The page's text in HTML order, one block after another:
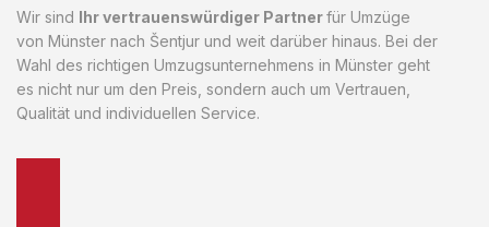
Wir sind Ihr vertrauenswürdiger Partnerfür Umzüge
von Münster nach Šentjur und weit darüber hinaus. Bei der
Wahl des richtigen Umzugsunternehmens in Münster geht
es nicht nur um den Preis, sondern auch um Vertrauen,
Qualität und individuellen Service.